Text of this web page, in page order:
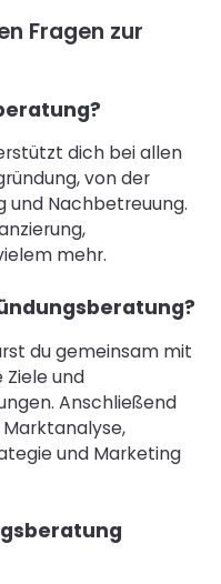
Fragen zur
dich bei allen
von der
und Nachbetreuung.
mehr.
du gemeinsam mit
und
Anschließend
und Marketing